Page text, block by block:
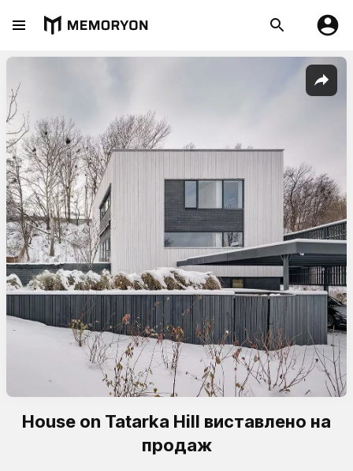
House on Tatarka Hill виставлено на
продаж